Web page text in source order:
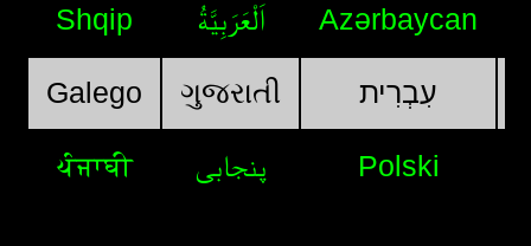
Shqip اَلْعَرَبِيَّةُ Azərbaycan
Galego ગુજરાતી עִבְרִית
ਪੰਜਾਬੀ پنجابی Polski